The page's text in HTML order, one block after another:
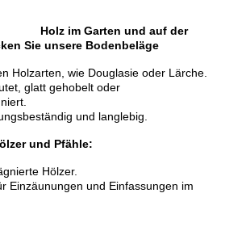
Holz im Garten und auf der
Sie unsere Bodenbeläge
Holzarten, wie Douglasie oder Lärche.
glatt gehobelt oder
und langlebig.
und Pfähle:
Hölzer.
Einzäunungen und Einfassungen im